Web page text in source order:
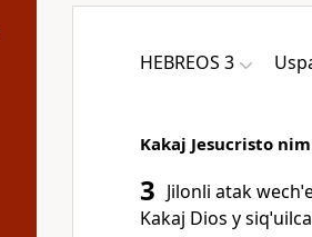
HEBREOS 3
Kakaj Jesucristo
3 Jilonli atak
Kakaj Dios y